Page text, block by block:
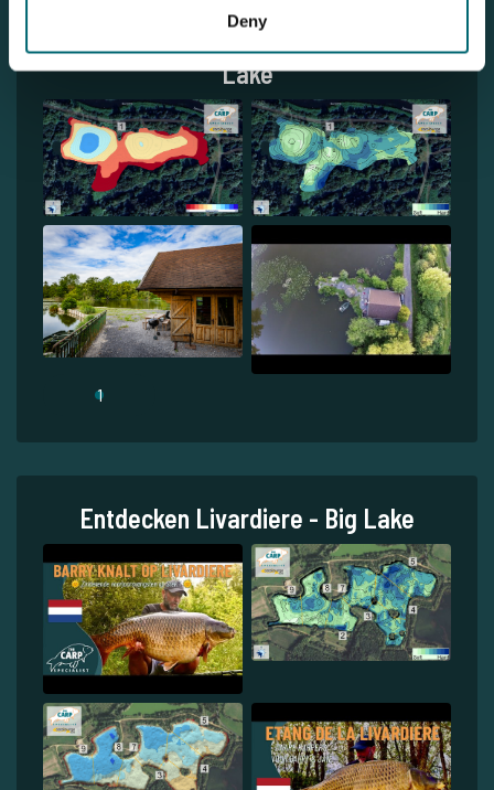
Deny
Entdecken Domaine des Iles - Back
Lake
1
Entdecken Livardiere - Big Lake